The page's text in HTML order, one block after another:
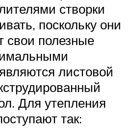
створки
поскольку они
свои полезные
листовой
Для утепления
так: